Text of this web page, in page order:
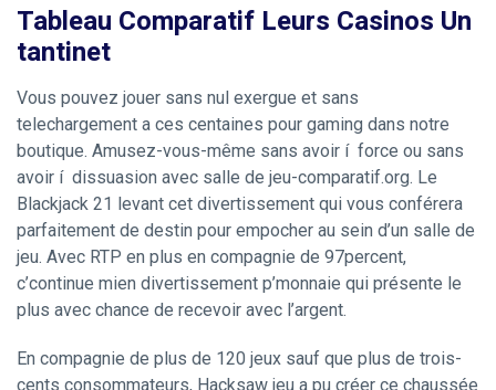
Tableau Comparatif Leurs Casinos Un
tantinet
Vous pouvez jouer sans nul exergue et sans
telechargement a ces centaines pour gaming dans notre
boutique. Amusez-vous-même sans avoir í force ou sans
avoir í dissuasion avec salle de jeu-comparatif.org. Le
Blackjack 21 levant cet divertissement qui vous conférera
parfaitement de destin pour empocher au sein d’un salle de
jeu. Avec RTP en plus en compagnie de 97percent,
c’continue mien divertissement p’monnaie qui présente le
plus avec chance de recevoir avec l’argent.
En compagnie de plus de 120 jeux sauf que plus de trois-
cents consommateurs, Hacksaw jeu a pu créer ce chaussée